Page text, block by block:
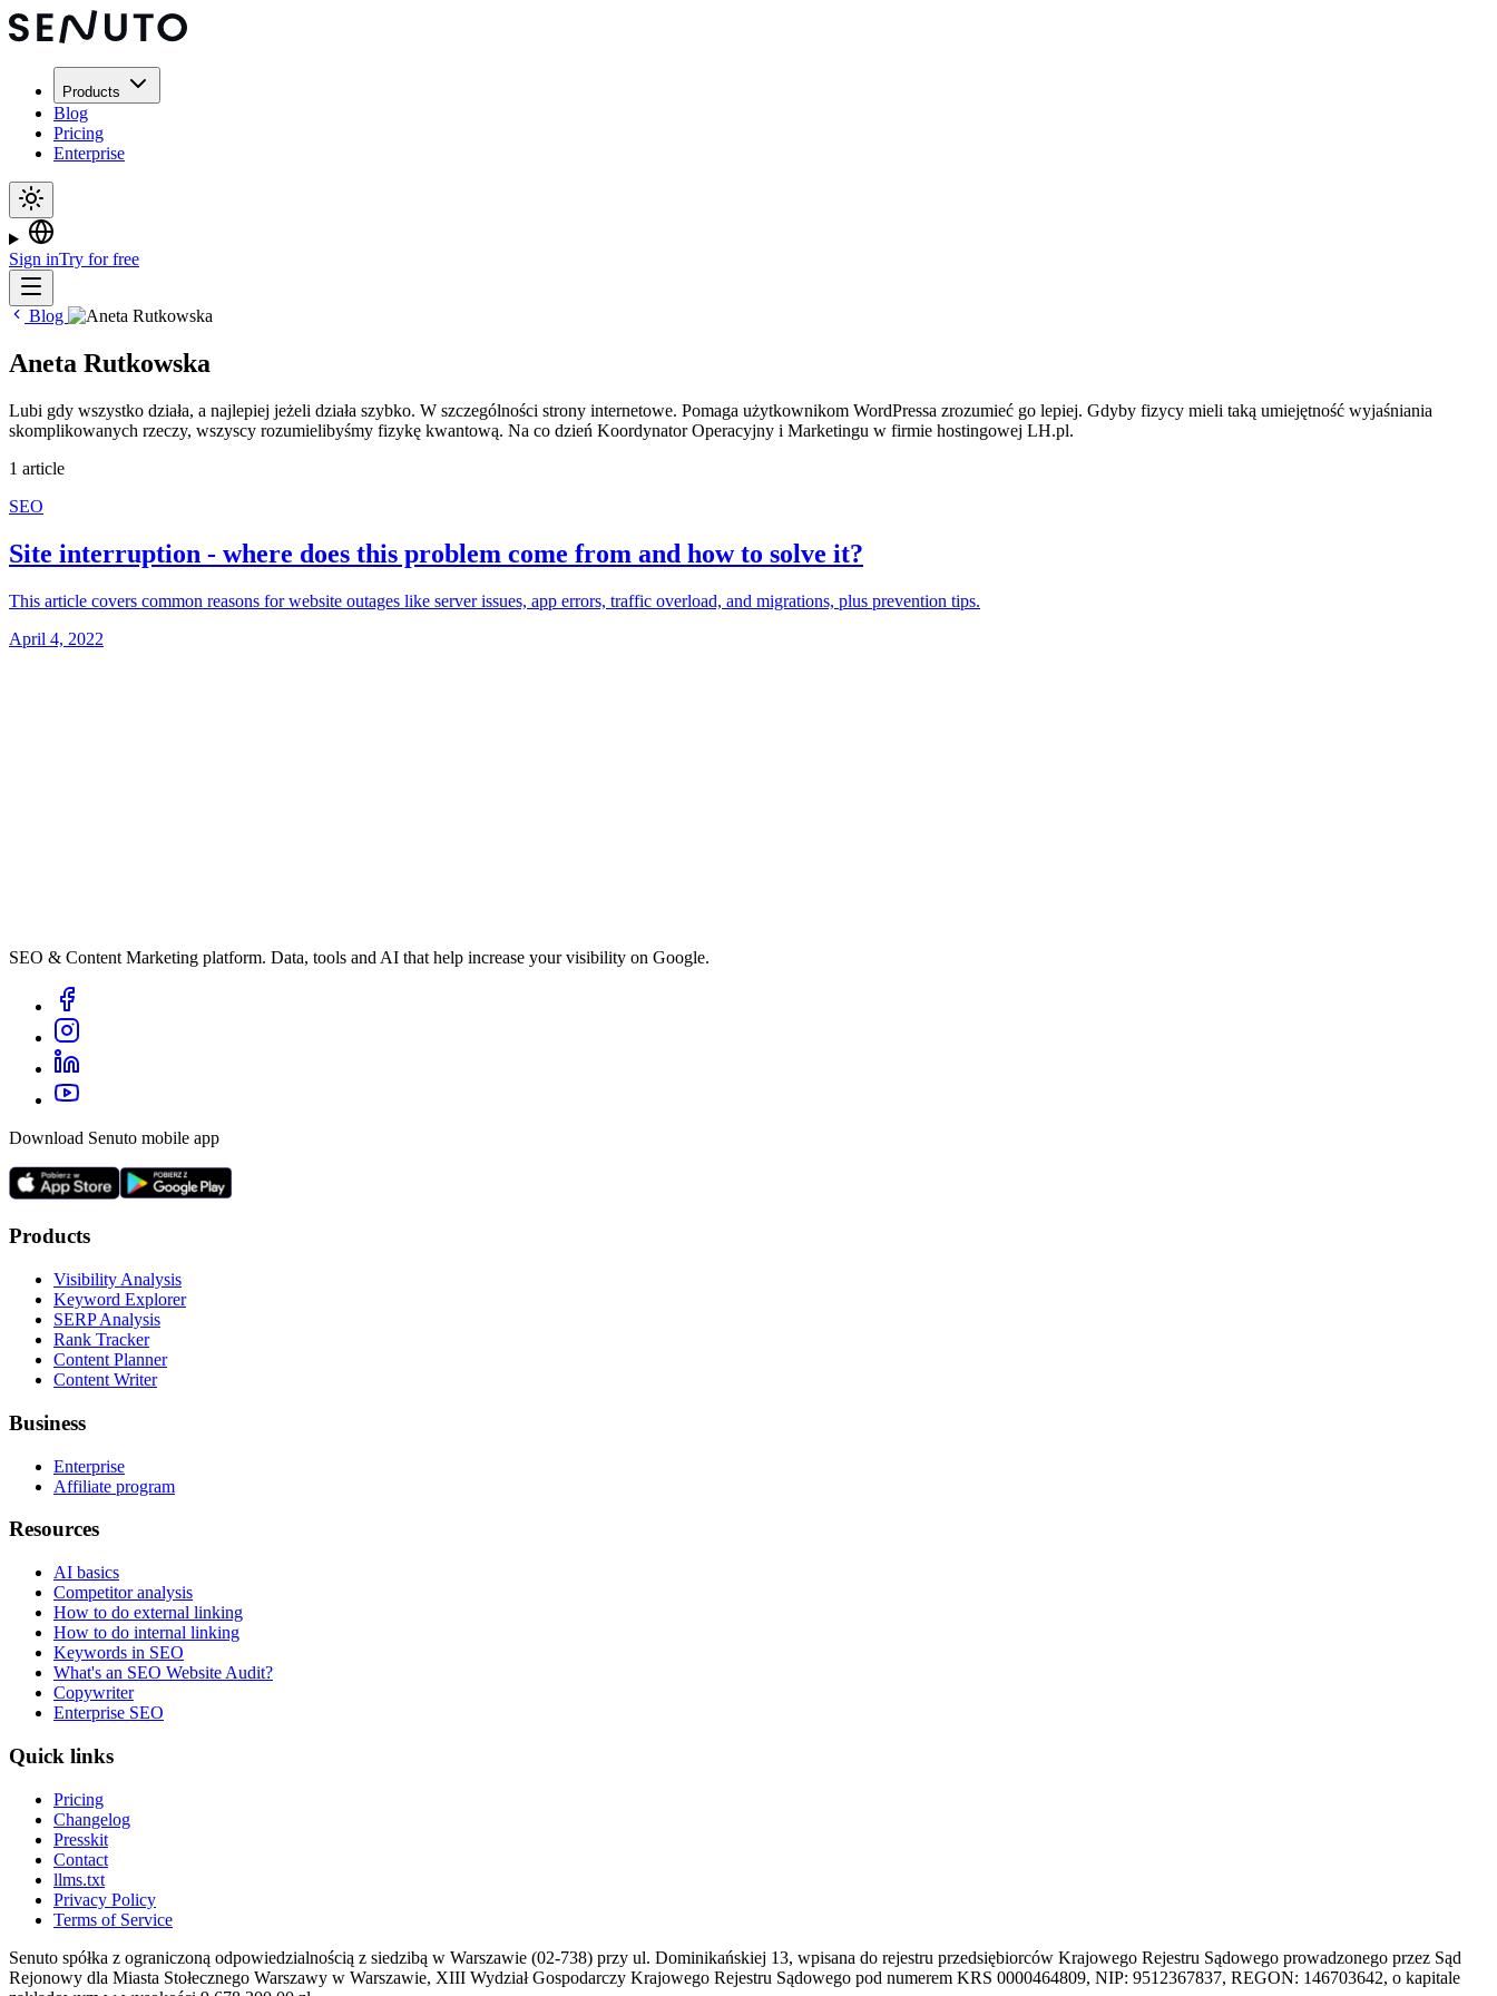
Products
Blog
Pricing
Enterprise
Sign inTry for free
Blog
Aneta Rutkowska
Lubi gdy wszystko działa, a najlepiej jeżeli działa szybko. W szczególności strony internetowe. Pomaga użytkownikom WordPressa zrozumieć go lepiej. Gdyby fizycy mieli taką umiejętność wyjaśniania
skomplikowanych rzeczy, wszyscy rozumielibyśmy fizykę kwantową. Na co dzień Koordynator Operacyjny i Marketingu w firmie hostingowej LH.pl.
1 article
SEO
Site interruption - where does this problem come from and how to solve it?
This article covers common reasons for website outages like server issues, app errors, traffic overload, and migrations, plus prevention tips.
April 4, 2022
SEO & Content Marketing platform. Data, tools and AI that help increase your visibility on Google.
Download Senuto mobile app
Products
Visibility Analysis
Keyword Explorer
SERP Analysis
Rank Tracker
Content Planner
Content Writer
Business
Enterprise
Affiliate program
Resources
AI basics
Competitor analysis
How to do external linking
How to do internal linking
Keywords in SEO
What's an SEO Website Audit?
Copywriter
Enterprise SEO
Quick links
Pricing
Changelog
Presskit
Contact
llms.txt
Privacy Policy
Terms of Service
Senuto spółka z ograniczoną odpowiedzialnością z siedzibą w Warszawie (02-738) przy ul. Dominikańskiej 13, wpisana do rejestru przedsiębiorców Krajowego Rejestru Sądowego prowadzonego przez Sąd
Rejonowy dla Miasta Stołecznego Warszawy w Warszawie, XIII Wydział Gospodarczy Krajowego Rejestru Sądowego pod numerem KRS 0000464809, NIP: 9512367837, REGON: 146703642, o kapitale